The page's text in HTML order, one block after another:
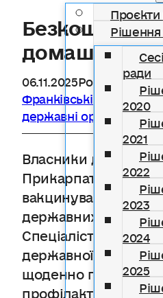
Рішення
ради
2020
2021
2022
2023
2024
2025
Безкоштовна
домашніх
06.11.2025Розділ
Франківській області
державні органи
Власники домашніх
Прикарпатті можуть
вакцинувати своїх
державних
Спеціалісти Івано-
державної лікарні
щоденно проводять
профілактики